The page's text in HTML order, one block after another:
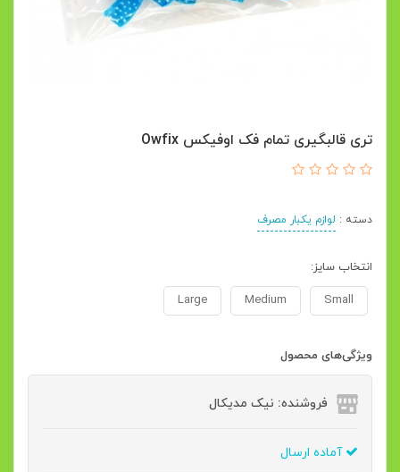
تری قالبگیری تمام فک اوفیکس Owfix
دسته : لوازم یکبار مصرف
انتخاب سایز:
Small
Medium
Large
ویژگی‌های محصول
فروشنده: نیک مدیکال
آماده ارسال